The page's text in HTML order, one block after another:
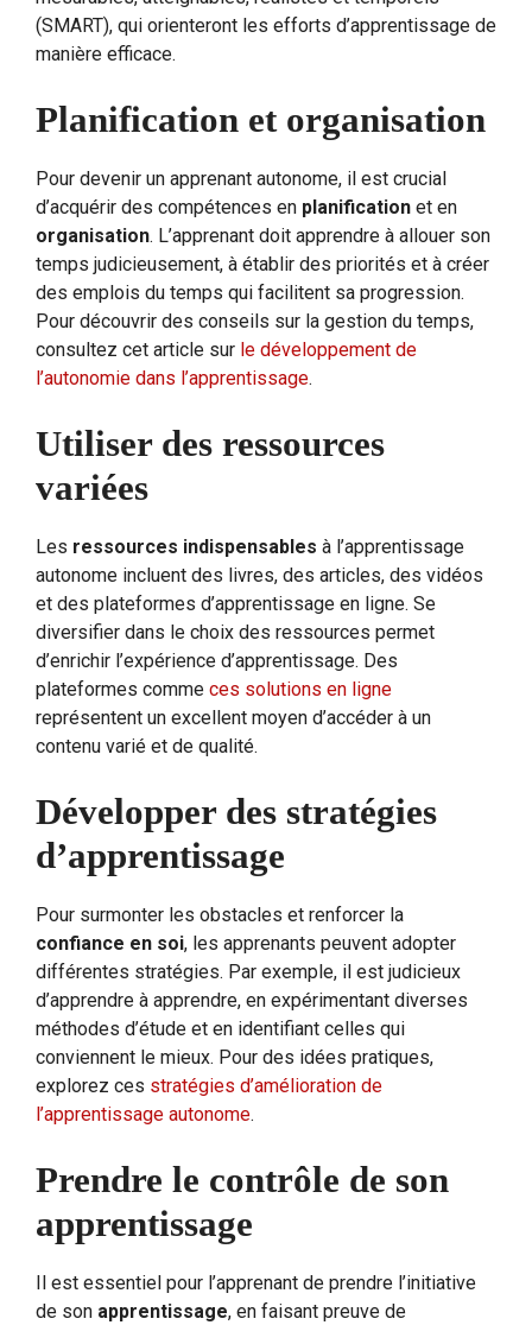
(SMART), qui orienteront les efforts d’apprentissage de
manière efficace.
Planification et organisation
Pour devenir un apprenant autonome, il est crucial
d’acquérir des compétences en planification et en
organisation. L’apprenant doit apprendre à allouer son
temps judicieusement, à établir des priorités et à créer
des emplois du temps qui facilitent sa progression.
Pour découvrir des conseils sur la gestion du temps,
consultez cet article sur le développement de
l’autonomie dans l’apprentissage.
Utiliser des ressources
variées
Les ressources indispensables à l’apprentissage
autonome incluent des livres, des articles, des vidéos
et des plateformes d’apprentissage en ligne. Se
diversifier dans le choix des ressources permet
d’enrichir l’expérience d’apprentissage. Des
plateformes comme ces solutions en ligne
représentent un excellent moyen d’accéder à un
contenu varié et de qualité.
Développer des stratégies
d’apprentissage
Pour surmonter les obstacles et renforcer la
confiance en soi, les apprenants peuvent adopter
différentes stratégies. Par exemple, il est judicieux
d’apprendre à apprendre, en expérimentant diverses
méthodes d’étude et en identifiant celles qui
conviennent le mieux. Pour des idées pratiques,
explorez ces stratégies d’amélioration de
l’apprentissage autonome.
Prendre le contrôle de son
apprentissage
Il est essentiel pour l’apprenant de prendre l’initiative
de son apprentissage, en faisant preuve de